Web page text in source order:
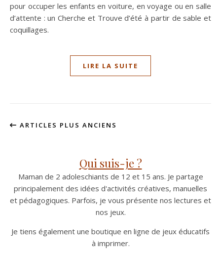
pour occuper les enfants en voiture, en voyage ou en salle
d’attente : un Cherche et Trouve d’été à partir de sable et
coquillages.
LIRE LA SUITE
ARTICLES PLUS ANCIENS
Qui suis-je ?
Maman de 2 adoleschiants de 12 et 15 ans. Je partage
principalement des idées d'activités créatives, manuelles
et pédagogiques. Parfois, je vous présente nos lectures et
nos jeux.
Je tiens également une boutique en ligne de jeux éducatifs
à imprimer.